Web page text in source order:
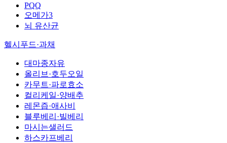
PQQ
오메가3
뇌 유산균
헬시푸드·과채
대마종자유
올리브·호두오일
카무트·파로효소
컬리케일·양배추
레몬즙·애사비
블루베리·빌베리
마시는샐러드
하스카프베리